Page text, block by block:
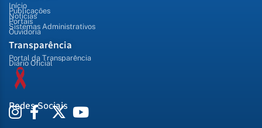
Início
Publicações
Notícias
Portais
Sistemas Administrativos
Ouvidoria
Transparência
Portal da Transparência
Diário Oficial
Redes Sociais